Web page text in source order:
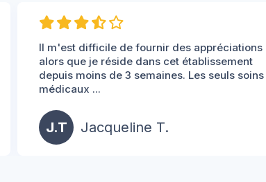
Il m'est difficile de fournir des appréciations
alors que je réside dans cet établissement
depuis moins de 3 semaines. Les seuls soins
médicaux ...
J.T Jacqueline T.